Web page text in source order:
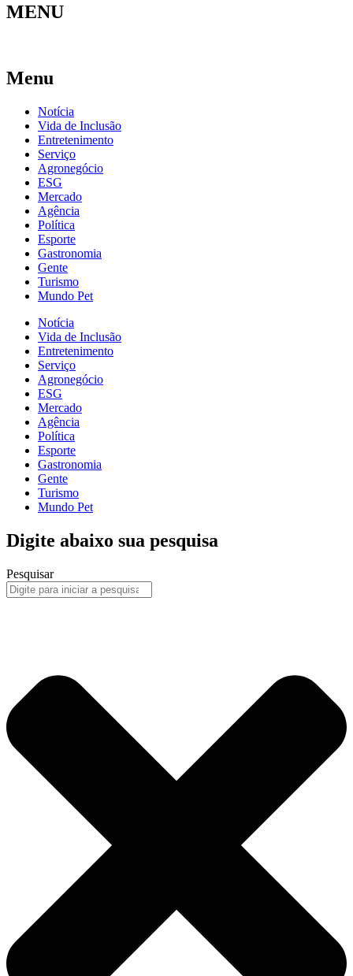
MENU
Menu
Notícia
Vida de Inclusão
Entretenimento
Serviço
Agronegócio
ESG
Mercado
Agência
Política
Esporte
Gastronomia
Gente
Turismo
Mundo Pet
Notícia
Vida de Inclusão
Entretenimento
Serviço
Agronegócio
ESG
Mercado
Agência
Política
Esporte
Gastronomia
Gente
Turismo
Mundo Pet
Digite abaixo sua pesquisa
Pesquisar